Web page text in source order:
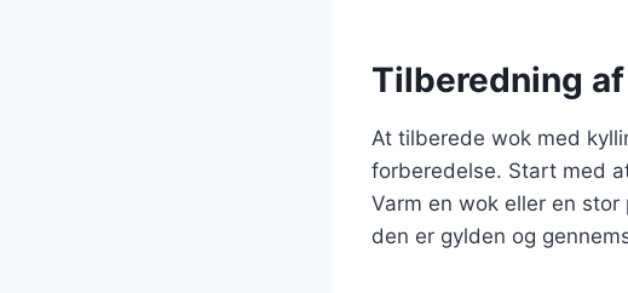
Tilberedning
At tilberede wok med
forberedelse. Start med
Varm en wok eller en
den er gylden og